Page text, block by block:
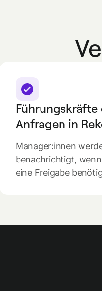
Führungskräfte
Anfragen in
Manager:innen
benachrichtigt,
eine Freigabe